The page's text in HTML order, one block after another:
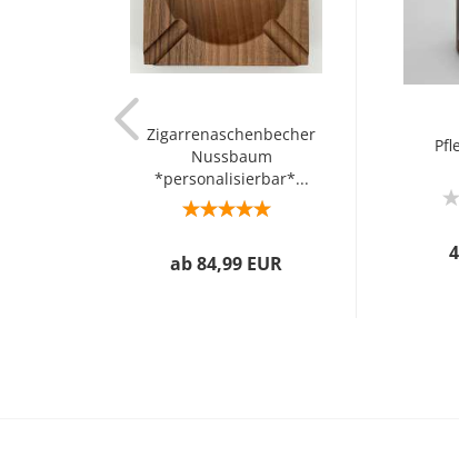
Zigarrenaschenbecher
Nussbaum
*personalisierbar*...
ab 84,99 EUR